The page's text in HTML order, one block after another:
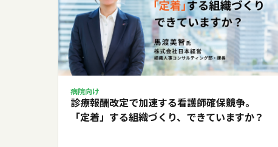
病院向け
診療報酬改定で加速する看護師確保競争。
「定着」する組織づくり、できていますか？